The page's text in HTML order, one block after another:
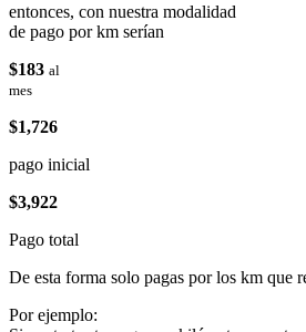
entonces, con nuestra modalidad
de pago por km serían
$183 al
mes
$1,726
pago inicial
$3,922
Pago total
De esta forma solo pagas por los km que
Por ejemplo: